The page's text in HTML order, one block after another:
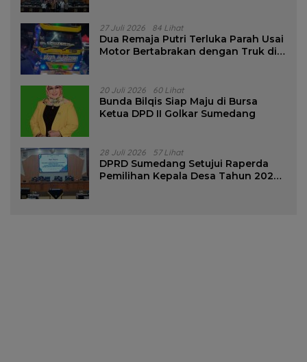
27 Juli 2026 84 Lihat
Dua Remaja Putri Terluka Parah Usai
Motor Bertabrakan dengan Truk di
20 Juli 2026 60 Lihat
Bunda Bilqis Siap Maju di Bursa
Ketua DPD II Golkar Sumedang
28 Juli 2026 57 Lihat
DPRD Sumedang Setujui Raperda
Pemilihan Kepala Desa Tahun 2026